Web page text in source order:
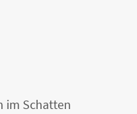
im Schatten